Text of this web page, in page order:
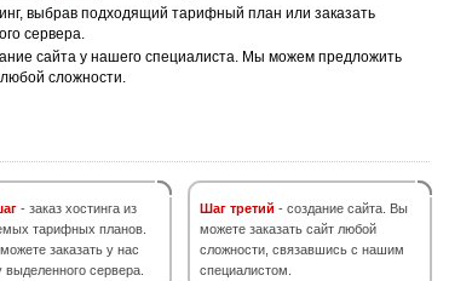
выбрав подходящий тарифный план или заказать
сервера.
сайта у нашего специалиста. Мы можем предложить
сложности.
- заказ хостинга из
тарифных планов.
заказать у нас
выделенного сервера.
Шаг третий - создание сайта. Вы
можете заказать сайт любой
сложности, связавшись с нашим
специалистом.